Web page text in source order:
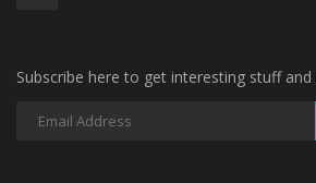
Subscribe here to get interesting stuff and